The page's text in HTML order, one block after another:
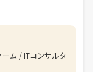
ム / ITコンサルタ